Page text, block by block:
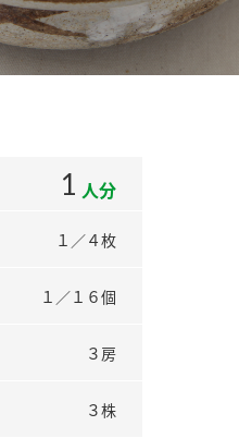
1 人分
１／４枚
１／１６個
３房
３株